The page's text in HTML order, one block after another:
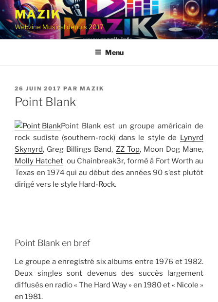
Aller
contenu
principal
MAZIK
Webzine Musical depuis 2017
Menu
PUBLIÉ
LE
26 JUIN 2017 PAR MAZIK
Point Blank
Point Blank est un groupe américain de
rock sudiste (southern-rock) dans le style de Lynyrd
Skynyrd, Greg Billings Band, ZZ Top, Moon Dog Mane,
Molly Hatchetou Chainbreak3r, formé à Fort Worth au
Texas en 1974 qui au début des années 90 s’est plutôt
dirigé vers le style Hard-Rock.
Point Blank en bref
Le groupe a enregistré six albums entre 1976 et 1982.
Deux singles sont devenus des succès largement
diffusés en radio « The Hard Way » en 1980 et « Nicole »
en 1981.